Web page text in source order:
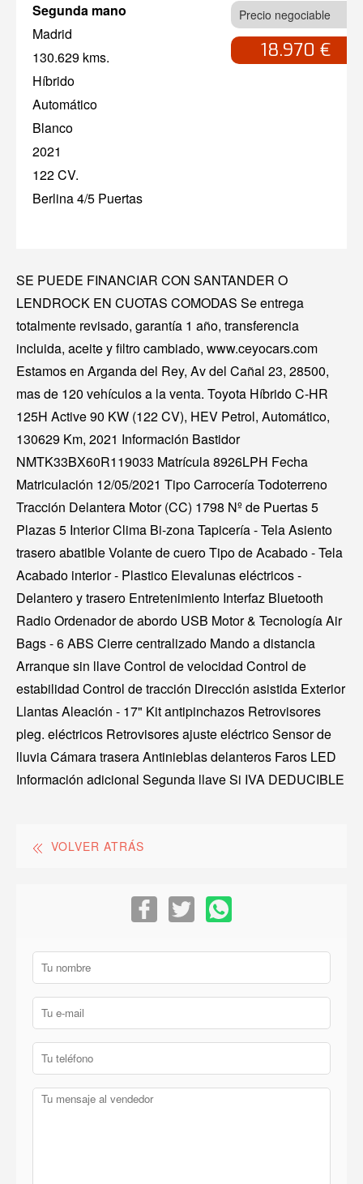
Segunda mano
Madrid
130.629 kms.
Híbrido
Automático
Blanco
2021
122 CV.
Berlina 4/5 Puertas
Precio negociable
18.970 €
SE PUEDE FINANCIAR CON SANTANDER O
LENDROCK EN CUOTAS COMODAS Se entrega
totalmente revisado, garantía 1 año, transferencia
incluida, aceite y filtro cambiado, www.ceyocars.com
Estamos en Arganda del Rey, Av del Cañal 23, 28500,
mas de 120 vehículos a la venta. Toyota Híbrido C-HR
125H Active 90 KW (122 CV), HEV Petrol, Automático,
130629 Km, 2021 Información Bastidor
NMTK33BX60R119033 Matrícula 8926LPH Fecha
Matriculación 12/05/2021 Tipo Carrocería Todoterreno
Tracción Delantera Motor (CC) 1798 Nº de Puertas 5
Plazas 5 Interior Clima Bi-zona Tapicería - Tela Asiento
trasero abatible Volante de cuero Tipo de Acabado - Tela
Acabado interior - Plastico Elevalunas eléctricos -
Delantero y trasero Entretenimiento Interfaz Bluetooth
Radio Ordenador de abordo USB Motor & Tecnología Air
Bags - 6 ABS Cierre centralizado Mando a distancia
Arranque sin llave Control de velocidad Control de
estabilidad Control de tracción Dirección asistida Exterior
Llantas Aleación - 17" Kit antipinchazos Retrovisores
pleg. eléctricos Retrovisores ajuste eléctrico Sensor de
lluvia Cámara trasera Antinieblas delanteros Faros LED
Información adicional Segunda llave Si IVA DEDUCIBLE
VOLVER ATRÁS